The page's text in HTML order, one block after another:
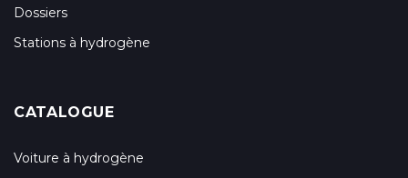
Dossiers
Stations à hydrogène
CATALOGUE
Voiture à hydrogène